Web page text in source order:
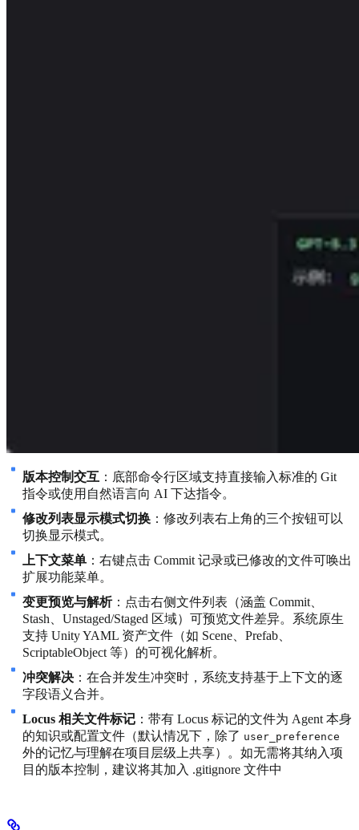
版本控制交互 ：底部命令行区域支持直接输入标准的 Git
指令或使用自然语言向 AI 下达指令。
修改列表显示模式切换 ：修改列表右上角的三个按钮可以
切换显示模式。
上下文菜单 ：右键点击 Commit 记录或已修改的文件可唤出
扩展功能菜单。
变更预览与解析：点击右侧文件列表（涵盖 Commit、
Stash、Unstaged/Staged 区域）可预览文件差异。系统原生
支持 Unity YAML 资产文件（如 Scene、Prefab、
ScriptableObject 等）的可视化解析。
冲突解决 ：在合并发生冲突时，系统支持基于上下文的逐
字段语义合并。
Locus 相关文件标记 ：带有 Locus 标记的文件为 Agent 本身
的知识或配置文件（默认情况下，除了 user_preference
外的记忆与理解在项目层级上共享）。如无需将其纳入项
目的版本控制，建议将其加入 .gitignore 文件中